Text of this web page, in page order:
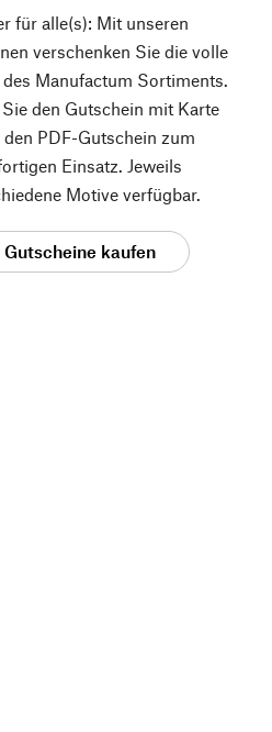
für alle(s): Mit unseren
verschenken Sie die volle
Manufactum Sortiments.
den Gutschein mit Karte
den PDF-Gutschein zum
Einsatz. Jeweils
Motive verfügbar.
Gutscheine kaufen